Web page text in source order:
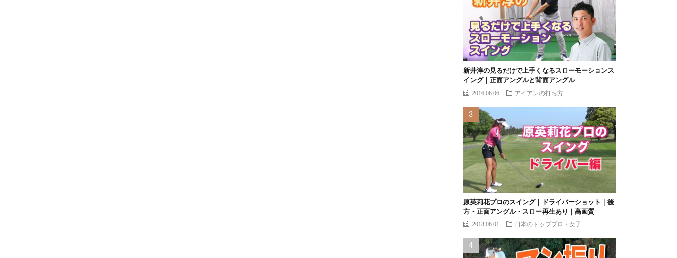
新井淳の見るだけで上手くなるスローモーションス
イング｜正面アングルと背面アングル
2016.06.06 アイアンの打ち方
原英莉花プロのスイング｜ドライバーショット｜後
方・正面アングル・スロー再生あり｜高画質
2018.06.01 日本のトッププロ・女子